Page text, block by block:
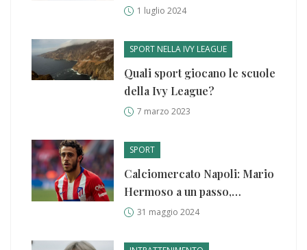
Ammirazione per Alcaraz
1 luglio 2024
SPORT NELLA IVY LEAGUE
Quali sport giocano le scuole
della Ivy League?
7 marzo 2023
SPORT
Calciomercato Napoli: Mario
Hermoso a un passo,
incontro decisivo a Madrid
31 maggio 2024